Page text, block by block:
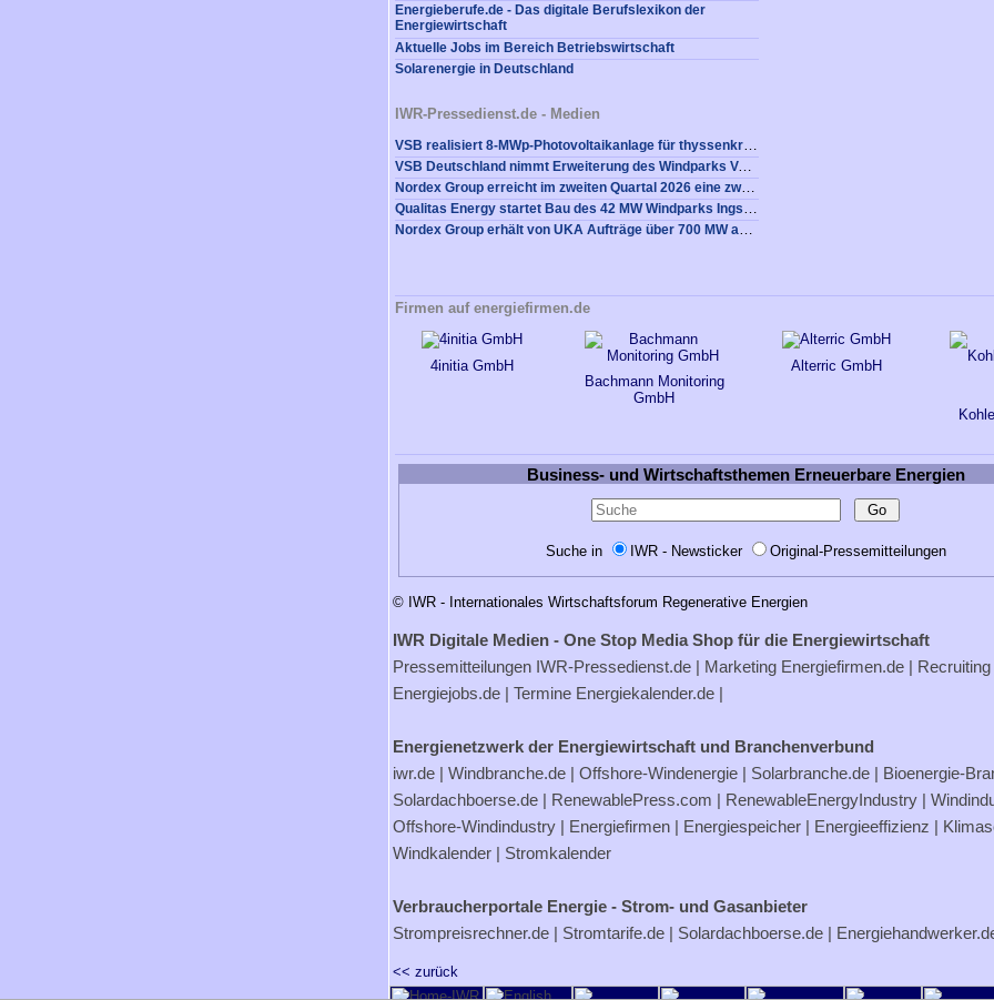
Energieberufe.de - Das digitale Berufslexikon der
Energiewirtschaft
Aktuelle Jobs im Bereich Betriebswirtschaft
Solarenergie in Deutschland
IWR-Pressedienst.de - Medien
VSB realisiert 8-MWp-Photovoltaikanlage für thyssenkrupp Rasselstein
VSB Deutschland nimmt Erweiterung des Windparks Vockenrod erfolgreich in Betrieb
Nordex Group erreicht im zweiten Quartal 2026 eine zweistellige EBITDA-Marge, steigert den Auftragseingang deutlich und erzielt einen positiven Freien Cashflow
Qualitas Energy startet Bau des 42 MW Windparks Ingstetten in Baden-Württemberg
Nordex Group erhält von UKA Aufträge über 700 MW aus Deutschland
Firmen auf energiefirmen.de
4initia GmbH
Bachmann Monitoring
GmbH
Alterric GmbH
Business- und Wirtschaftsthemen Erneuerbare Energien
Suche in IWR - Newsticker Original-Pressemitteilungen
© IWR - Internationales Wirtschaftsforum Regenerative Energien
IWR Digitale Medien - One Stop Media Shop für die Energiewirtschaft
Pressemitteilungen IWR-Pressedienst.de | Marketing Energiefirmen.de | Recruiting
Energiejobs.de | Termine Energiekalender.de |
Energienetzwerk der Energiewirtschaft und Branchenverbund
iwr.de | Windbranche.de | Offshore-Windenergie | Solarbranche.de | Bioenergie-
Solardachboerse.de | RenewablePress.com | RenewableEnergyIndustry |
Offshore-Windindustry | Energiefirmen | Energiespeicher | Energieeffizienz |
Windkalender | Stromkalender
Verbraucherportale Energie - Strom- und Gasanbieter
Strompreisrechner.de | Stromtarife.de | Solardachboerse.de |
<< zurück